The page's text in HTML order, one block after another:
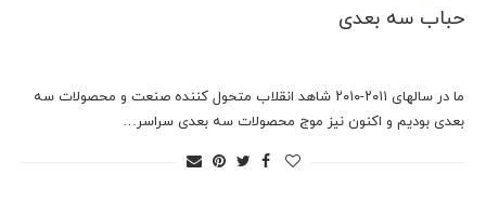
حباب سه بعدی
ما در سالهای ۲۰۱۱-۲۰۱۰ شاهد انقلاب متحول کننده صنعت و محصولات سه
بعدی بودیم و اکنون نیز موج محصولات سه بعدی سراسر…